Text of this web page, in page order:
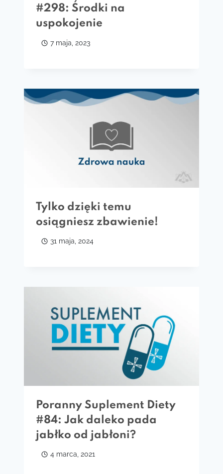
#298: Środki na
uspokojenie
7 maja, 2023
Tylko dzięki temu
osiągniesz zbawienie!
31 maja, 2024
Poranny Suplement Diety
#84: Jak daleko pada
jabłko od jabłoni?
4 marca, 2021